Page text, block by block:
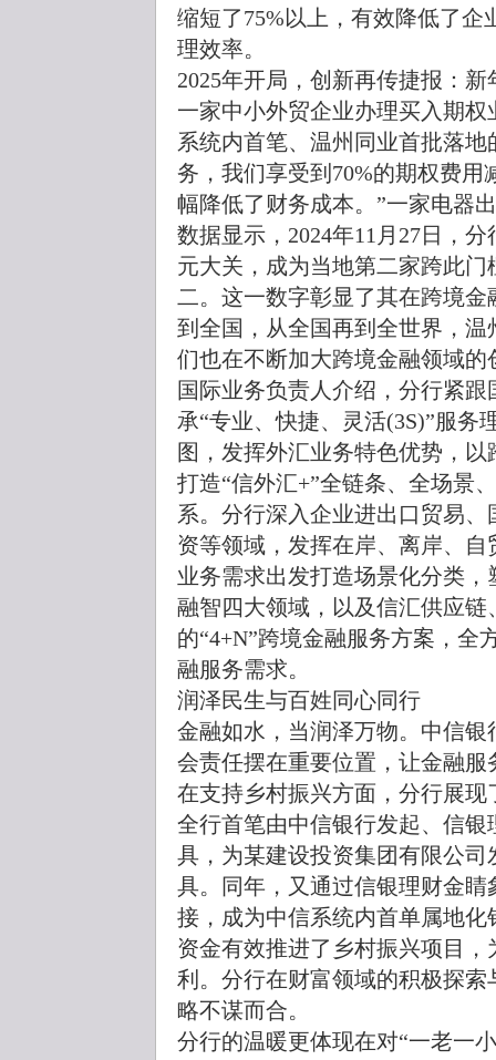
缩短了75%以上，有效降低了
理效率。
2025年开局，创新再传捷报：
一家中小外贸企业办理买入期
系统内首笔、温州同业首批落
务，我们享受到70%的期权费
幅降低了财务成本。”一家电器
数据显示，2024年11月27日，
元大关，成为当地第二家跨此
二。这一数字彰显了其在跨境
到全国，从全国再到全世界，
们也在不断加大跨境金融领域
国际业务负责人介绍，分行紧
承“专业、快捷、灵活(3S)”服务
图，发挥外汇业务特色优势，
打造“信外汇+”全链条、全场景
系。分行深入企业进出口贸易
资等领域，发挥在岸、离岸、
业务需求出发打造场景化分类
融智四大领域，以及信汇供应
的“4+N”跨境金融服务方案，全
融服务需求。
润泽民生与百姓同心同行
金融如水，当润泽万物。中信
会责任摆在重要位置，让金融服
在支持乡村振兴方面，分行展现
全行首笔由中信银行发起、信
具，为某建设投资集团有限公司
具。同年，又通过信银理财金
接，成为中信系统内首单属地
资金有效推进了乡村振兴项目
利。分行在财富领域的积极探
略不谋而合。
分行的温暖更体现在对“一老一